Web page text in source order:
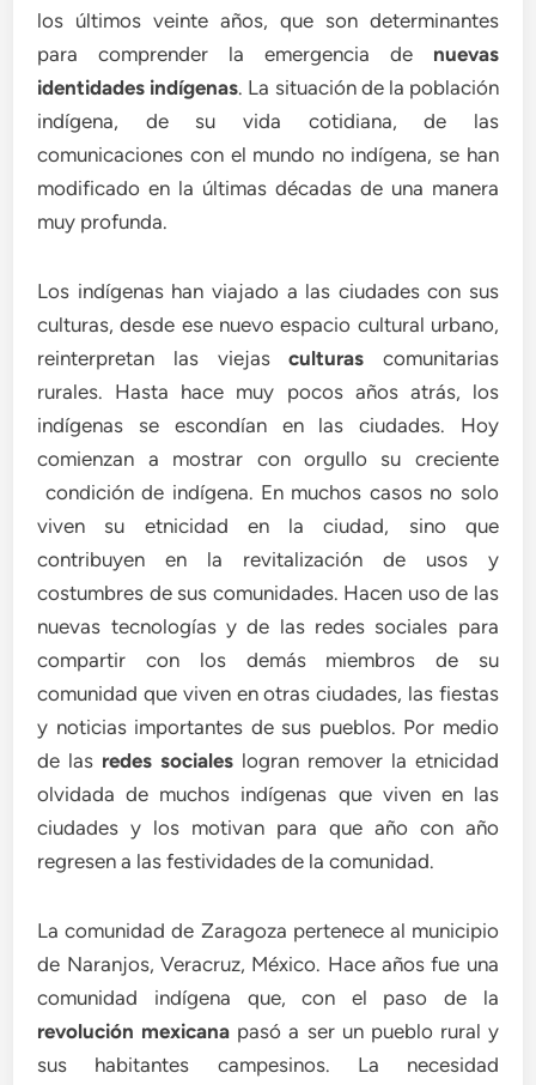
los últimos veinte años, que son determinantes
para comprender la emergencia de nuevas
identidades indígenas. La situación de la población
indígena, de su vida cotidiana, de las
comunicaciones con el mundo no indígena, se han
modificado en la últimas décadas de una manera
muy profunda.
Los indígenas han viajado a las ciudades con sus
culturas, desde ese nuevo espacio cultural urbano,
reinterpretan las viejasculturas comunitarias
rurales. Hasta hace muy pocos años atrás, los
indígenas se escondían en las ciudades. Hoy
comienzan a mostrar con orgullo su creciente
condición de indígena. En muchos casos no solo
viven su etnicidad en la ciudad, sino que
contribuyen en la revitalización de usos y
costumbres de sus comunidades. Hacen uso de las
nuevas tecnologías y de las redes sociales para
compartir con los demás miembros de su
comunidad que viven en otras ciudades, las fiestas
y noticias importantes de sus pueblos. Por medio
de las redes sociales logran remover la etnicidad
olvidada de muchos indígenas que viven en las
ciudades y los motivan para que año con año
regresen a las festividades de la comunidad.
La comunidad de Zaragoza pertenece al municipio
de Naranjos, Veracruz, México. Hace años fue una
comunidad indígena que, con el paso de la
revolución mexicana pasó a ser un pueblo rural y
sus habitantes campesinos. La necesidad